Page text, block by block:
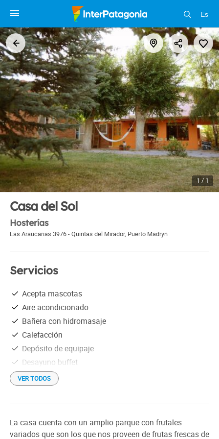
Es
1 / 1
Casa del Sol
Hosterías
Las Araucarias 3976 - Quintas del Mirador, Puerto Madryn
Servicios
Acepta mascotas
Aire acondicionado
Bañera con hidromasaje
Calefacción
Depósito de equipaje
Desayuno buffet
Ducha
Estacionamiento gratis
Información turística
Recepción las 24 Hs.
VER TODOS
La casa cuenta con un amplio parque con frutales
variados que son los que nos proveen de frutas frescas de